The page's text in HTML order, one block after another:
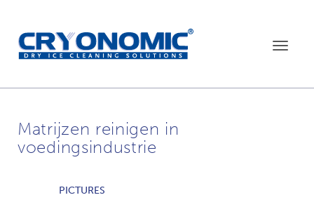
Toggle
Matrijzen reinigen in
voedingsindustrie
PICTURES